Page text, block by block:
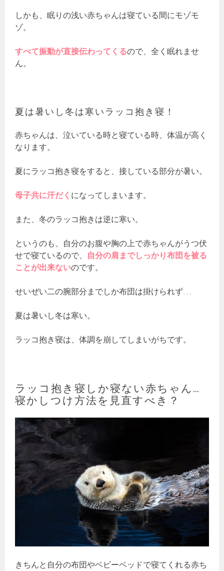
しかも、眠りの浅い赤ちゃんは寝ている間にモゾモ
ゾ。
すべて振動が直接伝わってくるので、全く眠れませ
ん。
夏は暑いし冬は寒いラッコ抱き寝！
赤ちゃんは、泣いている時と寝ている時、体温が高く
なります。
夏にラッコ抱き寝をすると、接している部分が暑い。
母子共に汗だく になってしまいます。
また、冬のラッコ抱きは逆に寒い。
というのも、自分のお腹や胸の上で赤ちゃんがうつ伏
せで寝ているので、 自分の肩までしっかり布団を被る
ことが出来ないのです。
せいぜい二の腕部分までしか布団は掛けられず…
夏は暑いし冬は寒い。
ラッコ抱き寝は、体調を崩してしまいがちです。
ラッコ抱き寝しか寝ない赤ちゃん…
寝かしつけ方法を見直すべき？
きちんと自分の布団やベビーベッドで寝てくれる赤ち